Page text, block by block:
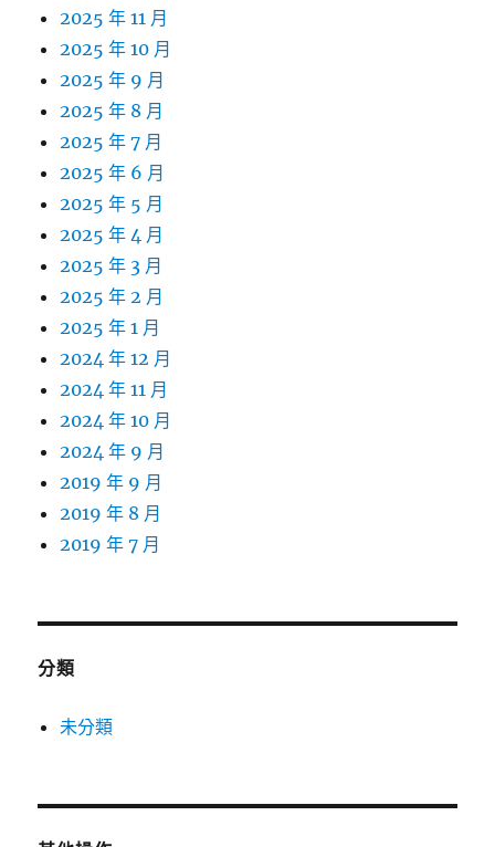
2025 年 11 月
2025 年 10 月
2025 年 9 月
2025 年 8 月
2025 年 7 月
2025 年 6 月
2025 年 5 月
2025 年 4 月
2025 年 3 月
2025 年 2 月
2025 年 1 月
2024 年 12 月
2024 年 11 月
2024 年 10 月
2024 年 9 月
2019 年 9 月
2019 年 8 月
2019 年 7 月
分類
未分類